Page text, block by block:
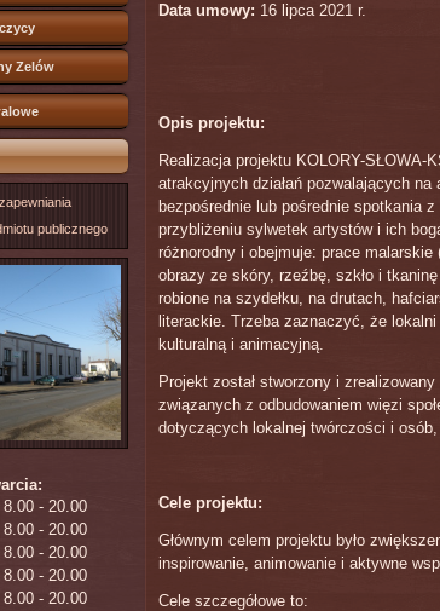
Zelów
publicznego
8.00 - 20.00
8.00 - 20.00
8.00 - 20.00
8.00 - 20.00
8.00 - 20.00
Data umowy: 16 lipca 2021 r.
Opis projektu:
Realizacja projektu KOLORY-SŁOWA-
atrakcyjnych działań pozwalających
bezpośrednie lub pośrednie spotkania
przybliżeniu sylwetek artystów i ich
różnorodny i obejmuje: prace
obrazy ze skóry, rzeźbę, szkło i
robione na szydełku, na drutach,
literackie. Trzeba zaznaczyć, że
kulturalną i animacyjną.
Projekt został stworzony i
związanych z odbudowaniem więzi
dotyczących lokalnej twórczości i
Cele projektu:
Głównym celem projektu było
inspirowanie, animowanie i aktywne
Cele szczegółowe to: